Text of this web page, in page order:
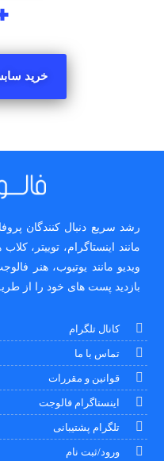
خرید
رشد سریع دنبال کنندگان
مانند اینستاگرام، توییتر،
ویدیو مانند یوتیوب، هنر
بازدید پست های خود را از
کانال تلگرام
تماس با ما
قوانین و مقررات
اینستاگرام فالوجت
تلگرام پشتیبانی
ورود/ثبت نام